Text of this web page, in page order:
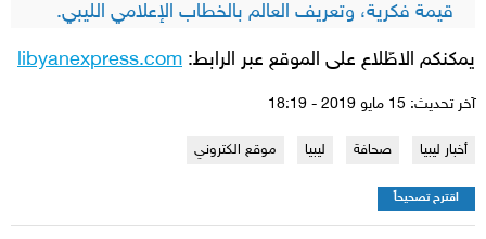
قيمة فكرية، وتعريف العالم بالخطاب الإعلامي الليبي.
يمكنكم الاطّلاع على الموقع عبر الرابط: libyanexpress.com
آخر تحديث: 15 مايو 2019 - 18:19
أخبار ليبيا صحافة ليبيا موقع الكتروني
اقترح تصحيحاً